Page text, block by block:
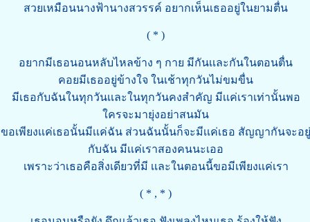
สวยเหมือนนางฟ้านางสวรรค์ อยากเห็นเธออยู่ในยามตื่น
( * )
อยากมีเธอนอนหลับไหลข้าง ๆ กาย มีกันเเละกันในตอนตื่น
คอยมีเธออยู่ข้างใจ ในเช้าทุกวันไม่ขมขื่น
มีเธอกับฉันในทุกวันเเละในทุกวันคงสำคัญ มีเเค่เราเท่านั้นพอ
ใครจะมายุ่งอย่าสนมัน
ขอเพียงเเค่เธอนั้นมีเเค่ฉัน ส่วนฉันนั้นก็จะมีเเค่เธอ สัญญากันจะอยู่
กับฉัน มีเเค่เราสองคนนะเออ
เพราะว่าเธอคือสิ่งเดียวที่มี เเละในตอนนี้ขอมีเพียงเเค่เรา
( * , * )